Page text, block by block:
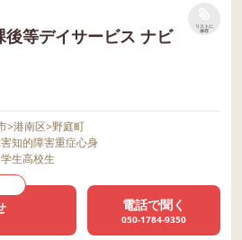
後等デイサービス ナビ
リストに
保存
>港南区>野庭町
知的障害重症心身
生高校生
電話で聞く
050-1784-9350